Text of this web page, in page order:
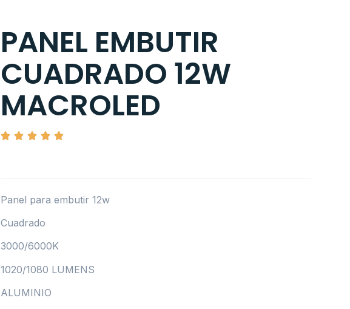
PANEL EMBUTIR
CUADRADO 12W
MACROLED
Panel para embutir 12w
Cuadrado
3000/6000K
1020/1080 LUMENS
ALUMINIO